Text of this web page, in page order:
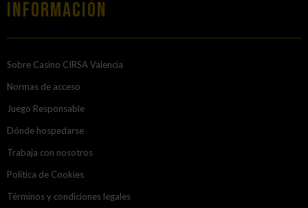
Información
Sobre Casino CIRSA Valencia
Normas de acceso
Juego Responsable
Dónde hospedarse
Trabaja con nosotros
Política de Cookies
Términos y condiciones legales